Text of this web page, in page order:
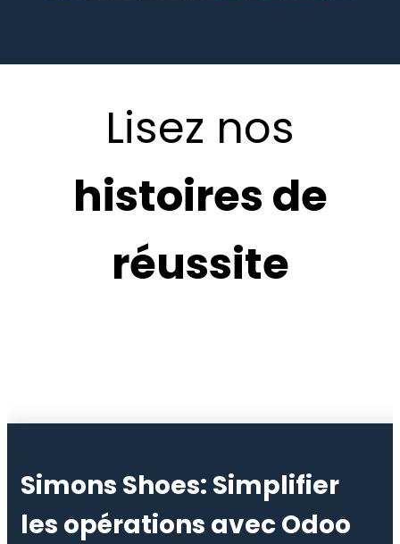
Lisez nos
histoires de
réussite
Simons Shoes: Simplifier
les opérations avec Odoo